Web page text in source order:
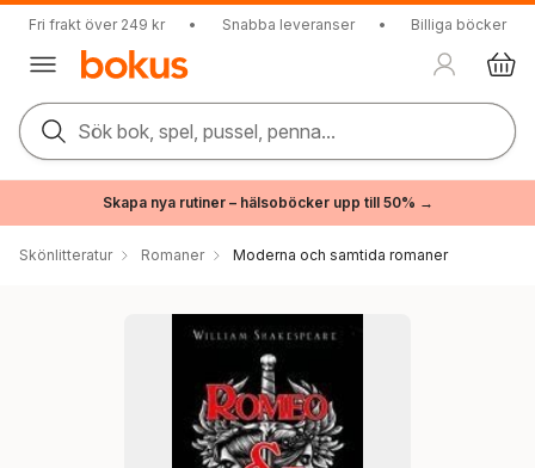
Fri frakt över 249 kr • Snabba leveranser • Billiga böcker
Sök bok, spel, pussel, penna...
Skapa nya rutiner – hälsoböcker upp till 50% →
Skönlitteratur Romaner Moderna och samtida romaner